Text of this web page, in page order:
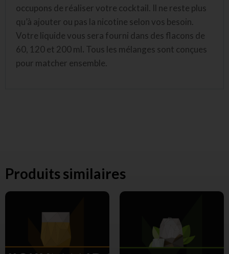
occupons de réaliser votre cocktail. Il ne reste plus
qu’à ajouter ou pas la nicotine selon vos besoin.
Votre liquide vous sera fourni dans des flacons de
60, 120 et 200 ml. Tous les mélanges sont conçues
pour matcher ensemble.
Produits similaires